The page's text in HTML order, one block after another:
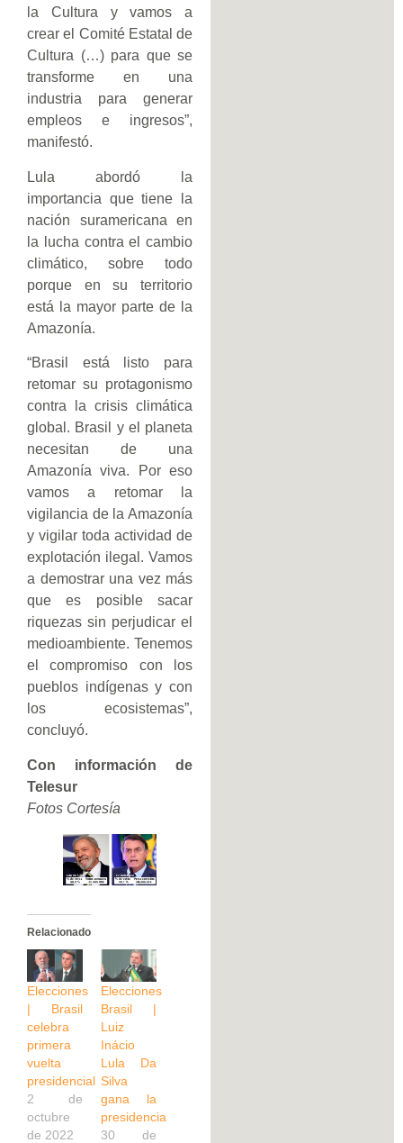
la Cultura y vamos a
crear el Comité Estatal de
Cultura (…) para que se
transforme en una
industria para generar
empleos e ingresos”,
manifestó.
Lula abordó la
importancia que tiene la
nación suramericana en
la lucha contra el cambio
climático, sobre todo
porque en su territorio
está la mayor parte de la
Amazonía.
“Brasil está listo para
retomar su protagonismo
contra la crisis climática
global. Brasil y el planeta
necesitan de una
Amazonía viva. Por eso
vamos a retomar la
vigilancia de la Amazonía
y vigilar toda actividad de
explotación ilegal. Vamos
a demostrar una vez más
que es posible sacar
riquezas sin perjudicar el
medioambiente. Tenemos
el compromiso con los
pueblos indígenas y con
los ecosistemas”,
concluyó.
Con información de
Telesur
Fotos Cortesía
Relacionado
Elecciones
| Brasil
celebra
primera
vuelta
presidencial
2 de
octubre
de 2022
Elecciones
Brasil |
Luiz
Inácio
Lula Da
Silva
gana la
presidencia
30 de